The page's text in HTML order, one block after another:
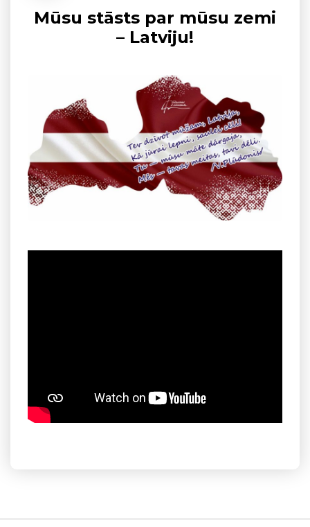
Mūsu stāsts par mūsu zemi
– Latviju!